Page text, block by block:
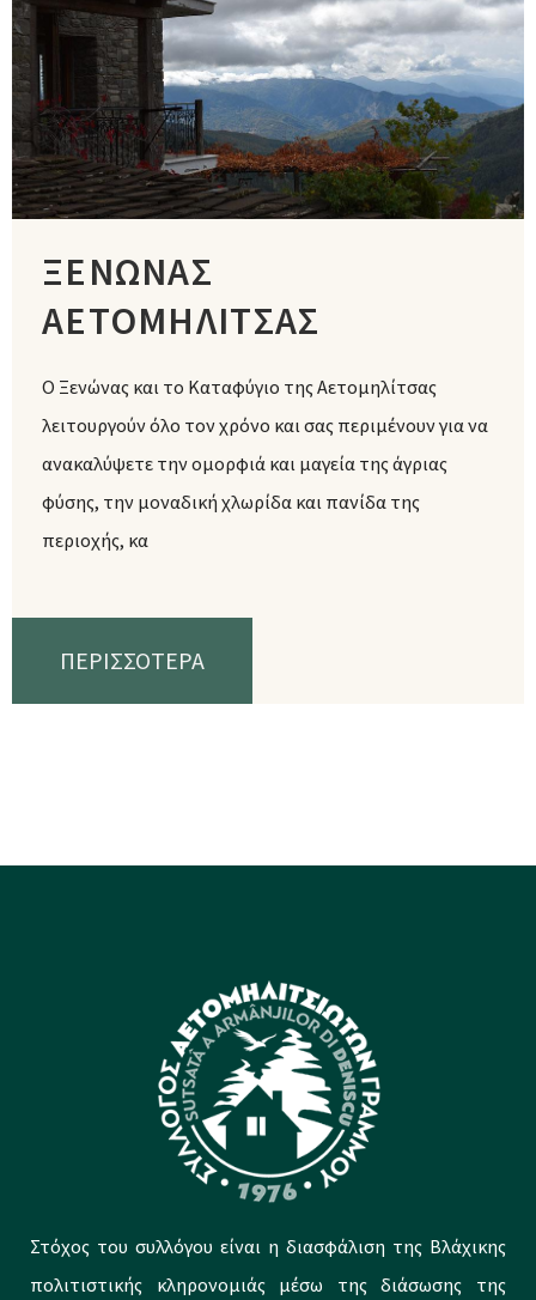
ΞΕΝΩΝΑΣ
ΑΕΤΟΜΗΛΙΤΣΑΣ
Ο Ξενώνας και το Καταφύγιο της Αετομηλίτσας
λειτουργούν όλο τον χρόνο και σας περιμένουν για να
ανακαλύψετε την ομορφιά και μαγεία της άγριας
φύσης, την μοναδική χλωρίδα και πανίδα της
περιοχής, κα
ΠΕΡΙΣΣΟΤΕΡΑ
Στόχος του συλλόγου είναι η διασφάλιση της Βλάχικης
πολιτιστικής κληρονομιάς μέσω της διάσωσης της